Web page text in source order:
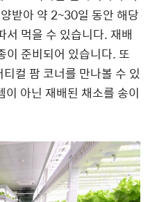
받아 약 2~30일 동안 해당
서 먹을 수 있습니다. 재배
이 준비되어 있습니다. 또
컬 팜 코너를 만나볼 수 있
아닌 재배된 채소를 송이